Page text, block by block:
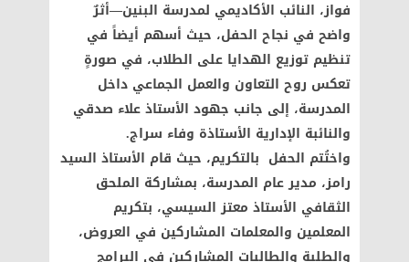
فواز، النائب الأكاديمي لمدرسة البنين—أثرٌ
واضح في نجاح الحفل، حيث أسهم أيضاً في
تنظيم توزيع الهدايا على الطلاب، في صورةٍ
تعكس روح التعاون والعمل الجماعي داخل
المدرسة، إلى جانب جهود الأستاذ علاء صدقي
والنائبة الإدارية الأستاذة وفاء سراج.
واختُتم الحفل بالتكريم، حيث قام الأستاذ السيد
رامز، مدير عام المدرسة، بمشاركة الملحق
الثقافي الأستاذ معتز السيسي، بتكريم
المعلمين والمعلمات المشاركين في العروض،